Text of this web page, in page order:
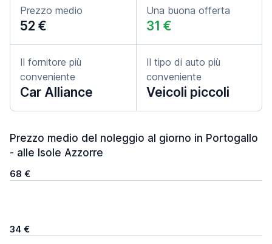
Prezzo medio
52 €
Una buona offerta
31 €
Il fornitore più
conveniente
Car Alliance
Il tipo di auto più
conveniente
Veicoli piccoli
Prezzo medio del noleggio al giorno in Portogallo
- alle Isole Azzorre
68 €
34 €